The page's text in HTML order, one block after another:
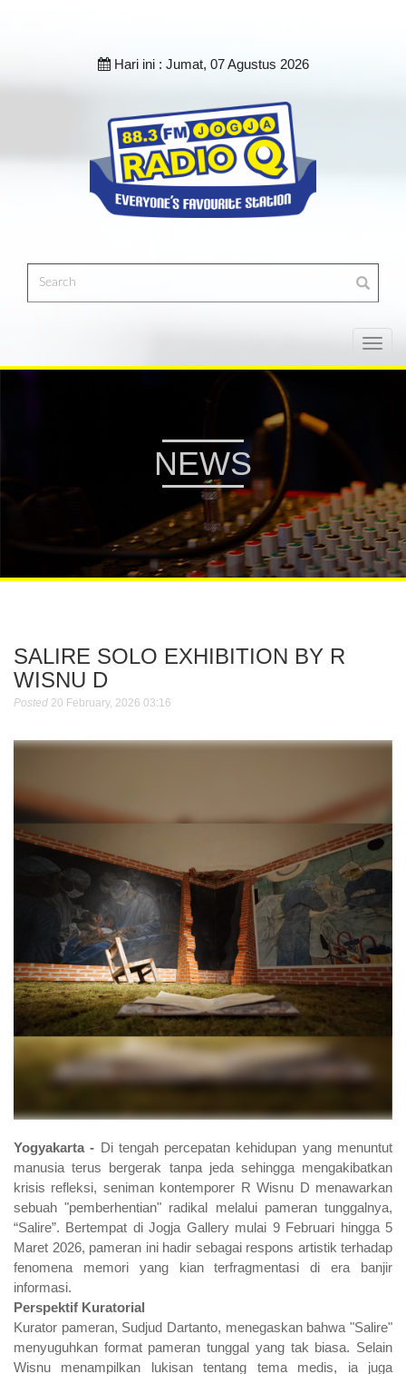
Hari ini : Jumat, 07 Agustus 2026
NEWS
SALIRE SOLO EXHIBITION BY R
WISNU D
Posted 20 February, 2026 03:16
Yogyakarta - Di tengah percepatan kehidupan yang menuntut
manusia terus bergerak tanpa jeda sehingga mengakibatkan
krisis refleksi, seniman kontemporer R Wisnu D menawarkan
sebuah "pemberhentian" radikal melalui pameran tunggalnya,
“Salire”. Bertempat di Jogja Gallery mulai 9 Februari hingga 5
Maret 2026, pameran ini hadir sebagai respons artistik terhadap
fenomena memori yang kian terfragmentasi di era banjir
informasi.
Perspektif Kuratorial
Kurator pameran, Sudjud Dartanto, menegaskan bahwa "Salire"
menyuguhkan format pameran tunggal yang tak biasa. Selain
Wisnu menampilkan lukisan tentang tema medis, ia juga